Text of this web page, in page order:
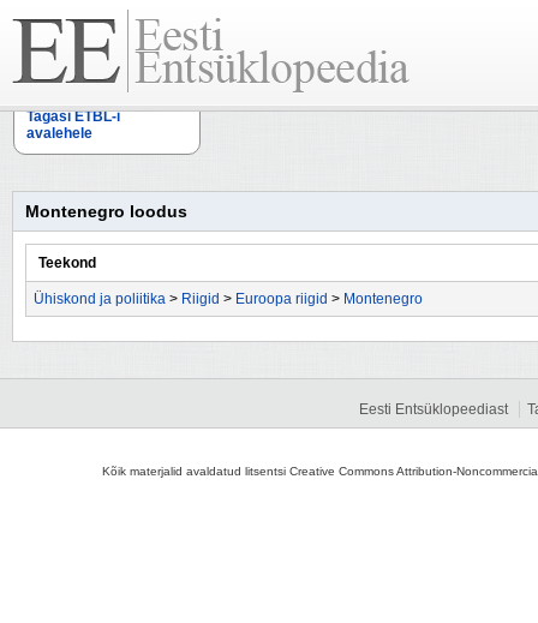
Tagasi ETBL-i
avalehele
Montenegro loodus
Teekond
Ühiskond ja poliitika > Riigid > Euroopa riigid > Montenegro
Eesti Entsüklopeediast
Kõik materjalid avaldatud litsentsi Creative Commons Attribution-